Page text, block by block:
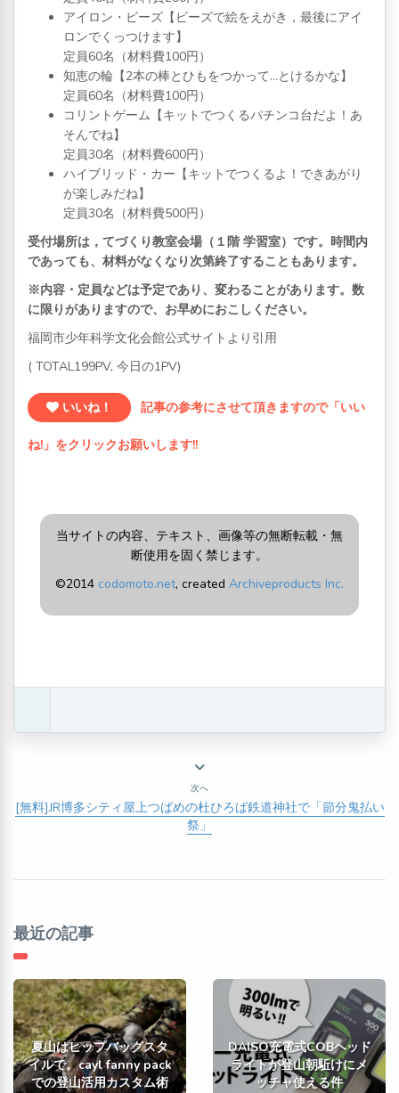
アイロン・ビーズ【ビーズで絵をえがき，最後にアイ
ロンでくっつけます】
定員60名（材料費100円）
知恵の輪 【2本の棒とひもをつかって…とけるかな】
定員60名（材料費100円）
コリントゲーム【キットでつくるパチンコ台だよ！あ
そんでね】
定員30名（材料費600円）
ハイブリッド・カー【キットでつくるよ！できあがり
が楽しみだね】
定員30名（材料費500円）
受付場所は，てづくり教室会場（１階 学習室）です。時間内
であっても、材料がなくなり次第終了することもあります。
※内容・定員などは予定であり、変わることがあります。数
に限りがありますので、お早めにおこしください。
福岡市少年科学文化会館公式サイトより引用
( TOTAL199PV, 今日の1PV)
いいね！ 記事の参考にさせて頂きますので「いい
ね!」をクリックお願いします!!
当サイトの内容、テキスト、画像等の無断転載・無
断使用を固く禁じます。
©2014 codomoto.net, created Archiveproducts Inc.
次へ
[無料]JR博多シティ屋上つばめの杜ひろば鉄道神社で「節分鬼払い
祭」
最近の記事
夏山はヒップバッグスタ
イルで。cayl fanny pack
での登山活用カスタム術
DAISO充電式COBヘッド
ライトが登山朝駈けにメ
ッチャ使える件